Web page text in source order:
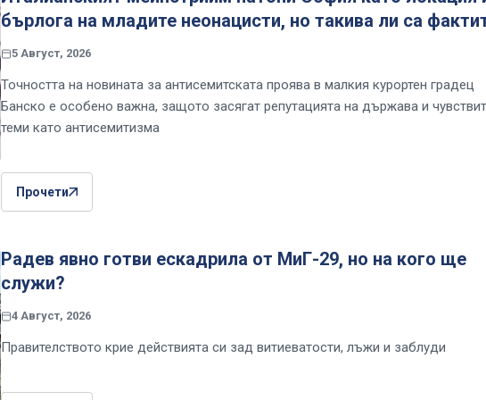
бърлога на младите неонацисти, но такива ли са
5 Август, 2026
Точността на новината за антисемитската проява в малкия курортен градец
Банско е особено важна, защото засягат репутацията на държава и
теми като антисемитизма
Прочети
Радев явно готви ескадрила от МиГ-29, но на кого ще
служи?
4 Август, 2026
Правителството крие действията си зад витиеватости, лъжи и заблуди